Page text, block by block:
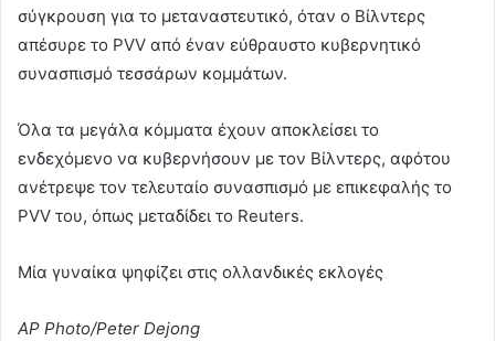
σύγκρουση για το μεταναστευτικό, όταν ο Βίλντερς
απέσυρε το PVV από έναν εύθραυστο κυβερνητικό
συνασπισμό τεσσάρων κομμάτων.
Όλα τα μεγάλα κόμματα έχουν αποκλείσει το
ενδεχόμενο να κυβερνήσουν με τον Βίλντερς, αφότου
ανέτρεψε τον τελευταίο συνασπισμό με επικεφαλής το
PVV του, όπως μεταδίδει το Reuters.
Μία γυναίκα ψηφίζει στις ολλανδικές εκλογές
AP Photo/Peter Dejong